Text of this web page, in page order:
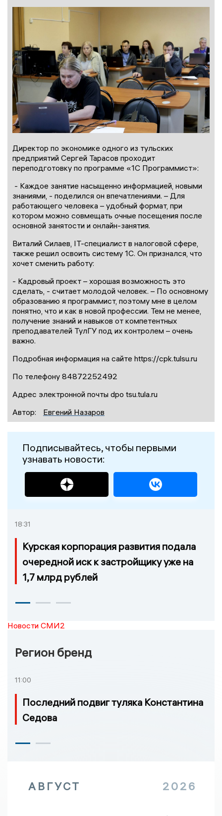
Директор по экономике одного из тульских
предприятий Сергей Тарасов проходит
переподготовку по программе «1С Программист»:
- Каждое занятие насыщенно информацией, новыми
знаниями, - поделился он впечатлениями. – Для
работающего человека – удобный формат, при
котором можно совмещать очные посещения после
основной занятости и онлайн-занятия.
Виталий Силаев, IT-специалист в налоговой сфере,
также решил освоить систему 1С. Он признался, что
хочет сменить работу:
- Кадровый проект – хорошая возможность это
сделать, - считает молодой человек. – По основному
образованию я программист, поэтому мне в целом
понятно, что и как в новой профессии. Тем не менее,
получение знаний и навыков от компетентных
преподавателей ТулГУ под их контролем – очень
важно.
Подробная информация на сайте https://cpk.tulsu.ru
По телефону 84872252492
Адрес электронной почты dpo tsu.tula.ru
Автор:
Евгений Назаров
Подписывайтесь, чтобы первыми
узнавать новости:
18:31
Курская корпорация развития подала
очередной иск к застройщику уже на
1,7 млрд рублей
Новости СМИ2
Регион бренд
11:00
Последний подвиг туляка Константина
Седова
АВГУСТ 2026